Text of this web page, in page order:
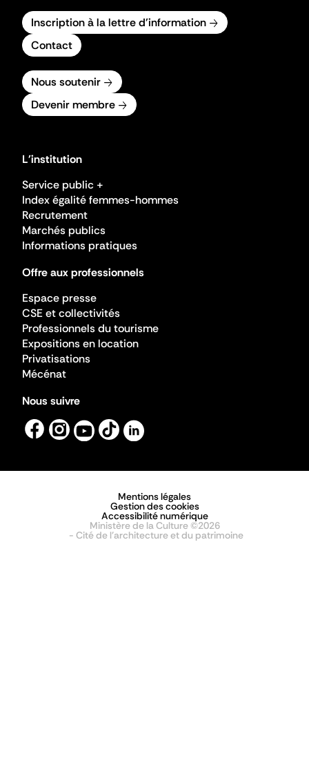
Inscription à la lettre d'information
Contact
Nous soutenir
Devenir membre
L'institution
Service public +
Index égalité femmes-hommes
Recrutement
Marchés publics
Informations pratiques
Offre aux professionnels
Espace presse
CSE et collectivités
Professionnels du tourisme
Expositions en location
Privatisations
Mécénat
Nous suivre
Mentions légales
Gestion des cookies
Accessibilité numérique
Ministère de la Culture ©2026
- Cité de l'architecture et du patrimoine